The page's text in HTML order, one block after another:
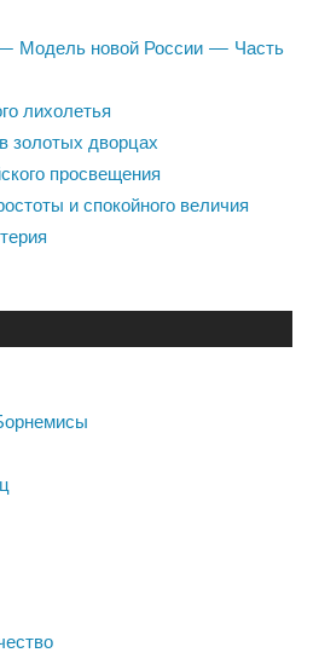
Модель новой России — Часть
лихолетья
золотых дворцах
просвещения
и спокойного величия